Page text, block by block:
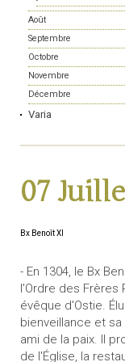
Août
Septembre
Octobre
Novembre
Décembre
Varia
07
Bx Benoît XI
- En 1304, le Bx
l'Ordre des Frères
évêque d'Ostie.
bienveillance et
ami de la paix. Il
de l'Église, la